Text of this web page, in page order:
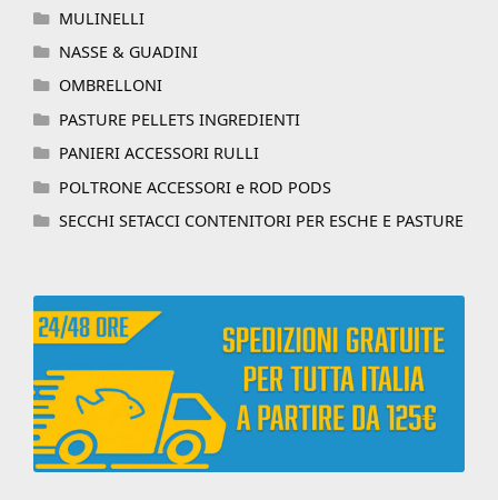
MULINELLI
NASSE & GUADINI
OMBRELLONI
PASTURE PELLETS INGREDIENTI
PANIERI ACCESSORI RULLI
POLTRONE ACCESSORI e ROD PODS
SECCHI SETACCI CONTENITORI PER ESCHE E PASTURE